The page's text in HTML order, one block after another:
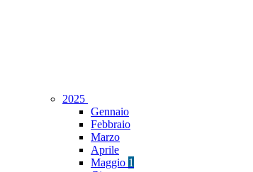
2025
Gennaio
Febbraio
Marzo
Aprile
Maggio 1